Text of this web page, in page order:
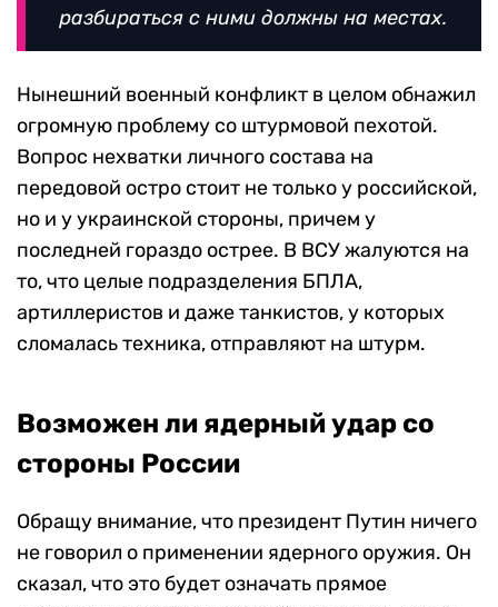
разбираться с ними должны на местах.
Нынешний военный конфликт в целом обнажил
огромную проблему со штурмовой пехотой.
Вопрос нехватки личного состава на
передовой остро стоит не только у российской,
но и у украинской стороны, причем у
последней гораздо острее. В ВСУ жалуются на
то, что целые подразделения БПЛА,
артиллеристов и даже танкистов, у которых
сломалась техника, отправляют на штурм.
Возможен ли ядерный удар со
стороны России
Обращу внимание, что президент Путин ничего
не говорил о применении ядерного оружия. Он
сказал, что это будет означать прямое